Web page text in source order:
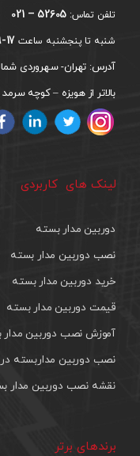
تلفن تماس: 52605 – 021
شنبه تا پنجشنبه ساعت 17-9
آدرس: تهران- سهروردی
بالاتر از هویزه – کوچه
لینک های کاربردی
دوربین مدار بسته
نصب دوربین مدار بسته
خرید دوربین مدار بسته
قیمت دوربین مدار بسته
آموزش نصب دوربین مدار
نصب دوربین مداربسته
نقشه نصب دوربین مدار
برندهای برتر